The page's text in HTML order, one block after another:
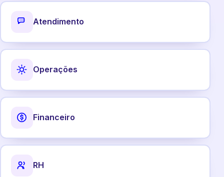
Atendimento
Operações
Financeiro
RH